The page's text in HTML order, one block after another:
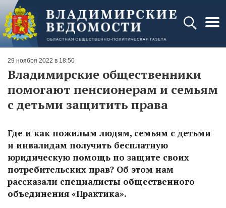
29 ноября 2022 в 18:50
Владимирские общественники
помогают пенсионерам и семьям
с детьми защитить права
Где и как пожилым людям, семьям с детьми
и инвалидам получить бесплатную
юридическую помощь по защите своих
потребительских прав? Об этом нам
рассказали специалисты общественного
объединения «Практика».